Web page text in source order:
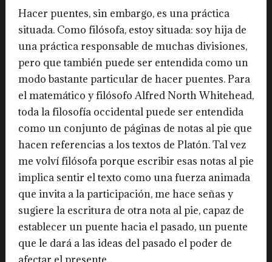
Hacer puentes, sin embargo, es una práctica
situada. Como filósofa, estoy situada: soy hija de
una práctica responsable de muchas divisiones,
pero que también puede ser entendida como un
modo bastante particular de hacer puentes. Para
el matemático y filósofo Alfred North Whitehead,
toda la filosofía occidental puede ser entendida
como un conjunto de páginas de notas al pie que
hacen referencias a los textos de Platón. Tal vez
me volví filósofa porque escribir esas notas al pie
implica sentir el texto como una fuerza animada
que invita a la participación, me hace señas y
sugiere la escritura de otra nota al pie, capaz de
establecer un puente hacia el pasado, un puente
que le dará a las ideas del pasado el poder de